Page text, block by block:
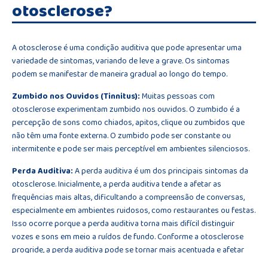
otosclerose?
A otosclerose é uma condição auditiva que pode apresentar uma
variedade de sintomas, variando de leve a grave. Os sintomas
podem se manifestar de maneira gradual ao longo do tempo.
Zumbido nos Ouvidos (Tinnitus):Muitas pessoas com
otosclerose experimentam zumbido nos ouvidos. O zumbido é a
percepção de sons como chiados, apitos, clique ou zumbidos que
não têm uma fonte externa. O zumbido pode ser constante ou
intermitente e pode ser mais perceptível em ambientes silenciosos.
Perda Auditiva:A perda auditiva é um dos principais sintomas da
otosclerose. Inicialmente, a perda auditiva tende a afetar as
frequências mais altas, dificultando a compreensão de conversas,
especialmente em ambientes ruidosos, como restaurantes ou festas.
Isso ocorre porque a perda auditiva torna mais difícil distinguir
vozes e sons em meio a ruídos de fundo. Conforme a otosclerose
progride, a perda auditiva pode se tornar mais acentuada e afetar